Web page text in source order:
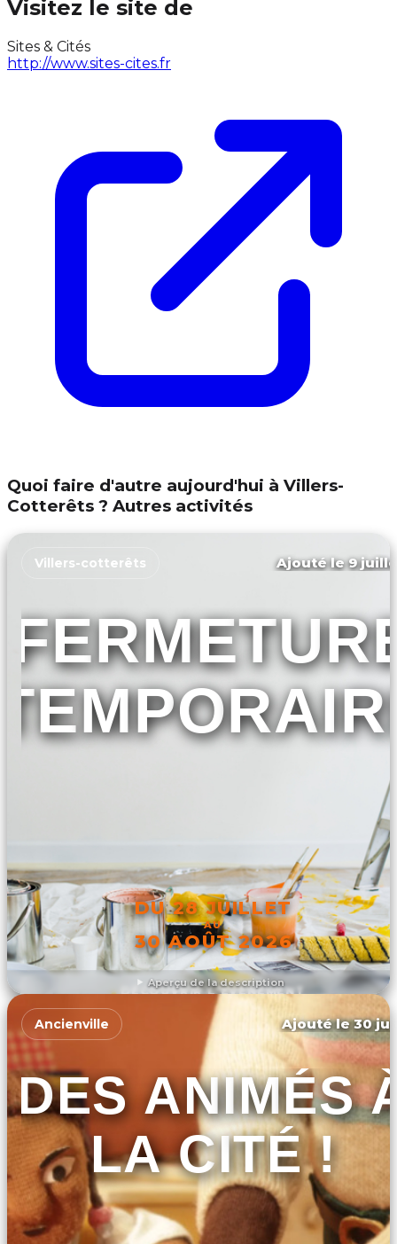
Visitez le site de
Sites & Cités
http://www.sites-cites.fr
Quoi faire d'autre aujourd'hui à Villers-
Cotterêts ? Autres activités
Aperçu de la description
Villers-cotterêts Ajouté le 9
DU 28 JUILLET
AU
30 AOÛT 2026
DÉCOUVRIR L'ÉVÉNEMENT
Ancienville Ajouté le 30
DES ANIMÉS
LA CITÉ !